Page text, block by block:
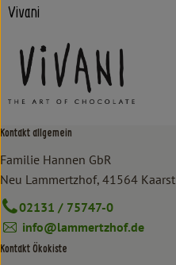
Vivani
Kontakt allgemein
Familie Hannen GbR
Neu Lammertzhof, 41564 Kaarst
02131 / 75747-0
info@lammertzhof.de
Kontakt Ökokiste